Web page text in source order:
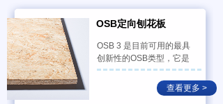
OSB定向刨花板
OSB 3 是目前可用的最具
创新性的OSB类型，它是
根据当前对以天然材料为中
心的生态可持续生活的需求
而开发和生产的。由于精心
查看更多 >
OSB定向刨花板